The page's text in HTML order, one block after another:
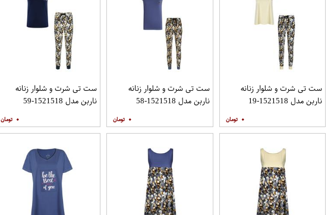
ست تی شرت و شلوار زنانه
ناربن مدل 1521518-19
۰
ست تی شرت و شلوار زنانه
ناربن مدل 1521518-58
۰
ست تی شرت و شلوار زنانه
ناربن مدل 1521518-59
۰